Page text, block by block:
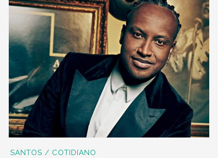
SANTOS / COTIDIANO